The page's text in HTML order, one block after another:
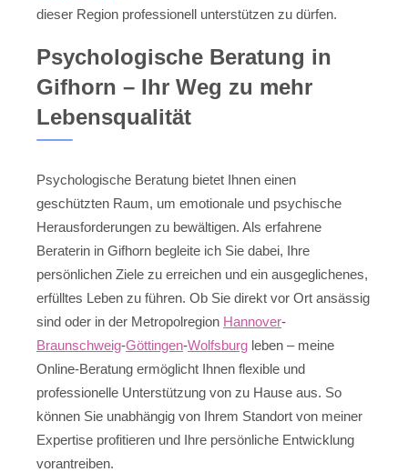
dieser Region professionell unterstützen zu dürfen.
Psychologische Beratung in
Gifhorn – Ihr Weg zu mehr
Lebensqualität
Psychologische Beratung bietet Ihnen einen
geschützten Raum, um emotionale und psychische
Herausforderungen zu bewältigen. Als erfahrene
Beraterin in Gifhorn begleite ich Sie dabei, Ihre
persönlichen Ziele zu erreichen und ein ausgeglichenes,
erfülltes Leben zu führen. Ob Sie direkt vor Ort ansässig
sind oder in der Metropolregion Hannover-
Braunschweig-Göttingen-Wolfsburg leben – meine
Online-Beratung ermöglicht Ihnen flexible und
professionelle Unterstützung von zu Hause aus. So
können Sie unabhängig von Ihrem Standort von meiner
Expertise profitieren und Ihre persönliche Entwicklung
vorantreiben.